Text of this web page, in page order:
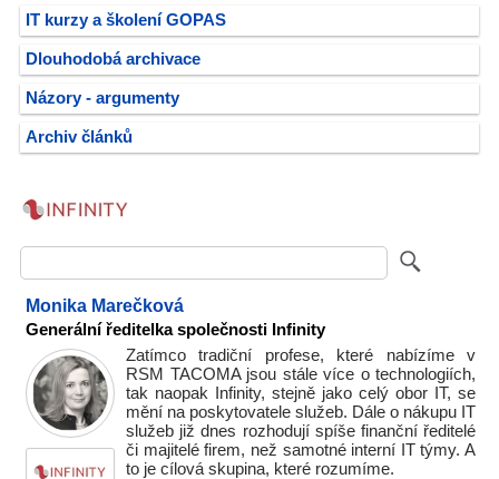
IT kurzy a školení GOPAS
Dlouhodobá archivace
Názory - argumenty
Archiv článků
Monika Marečková
Generální ředitelka společnosti Infinity
Zatímco tradiční profese, které nabízíme v
RSM TACOMA jsou stále více o technologiích,
tak naopak Infinity, stejně jako celý obor IT, se
mění na poskytovatele služeb. Dále o nákupu IT
služeb již dnes rozhodují spíše finanční ředitelé
či majitelé firem, než samotné interní IT týmy. A
to je cílová skupina, které rozumíme.